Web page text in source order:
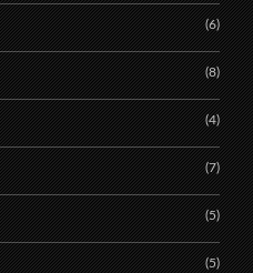
(6)
(8)
(4)
(7)
(5)
(5)